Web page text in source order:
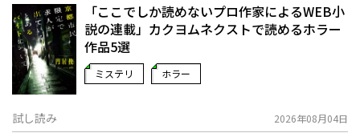
「ここでしか読めないプロ作家によるWEB小
説の連載」――カクヨムネクストで読めるホラー
作品5選
ミステリ ホラー
試し読み 2026年08月04日